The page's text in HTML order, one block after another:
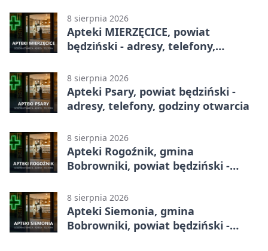
8 sierpnia 2026
Apteki MIERZĘCICE, powiat
będziński - adresy, telefony,
8 sierpnia 2026
Apteki Psary, powiat będziński -
adresy, telefony, godziny otwarcia
8 sierpnia 2026
Apteki Rogoźnik, gmina
Bobrowniki, powiat będziński -
8 sierpnia 2026
Apteki Siemonia, gmina
Bobrowniki, powiat będziński -